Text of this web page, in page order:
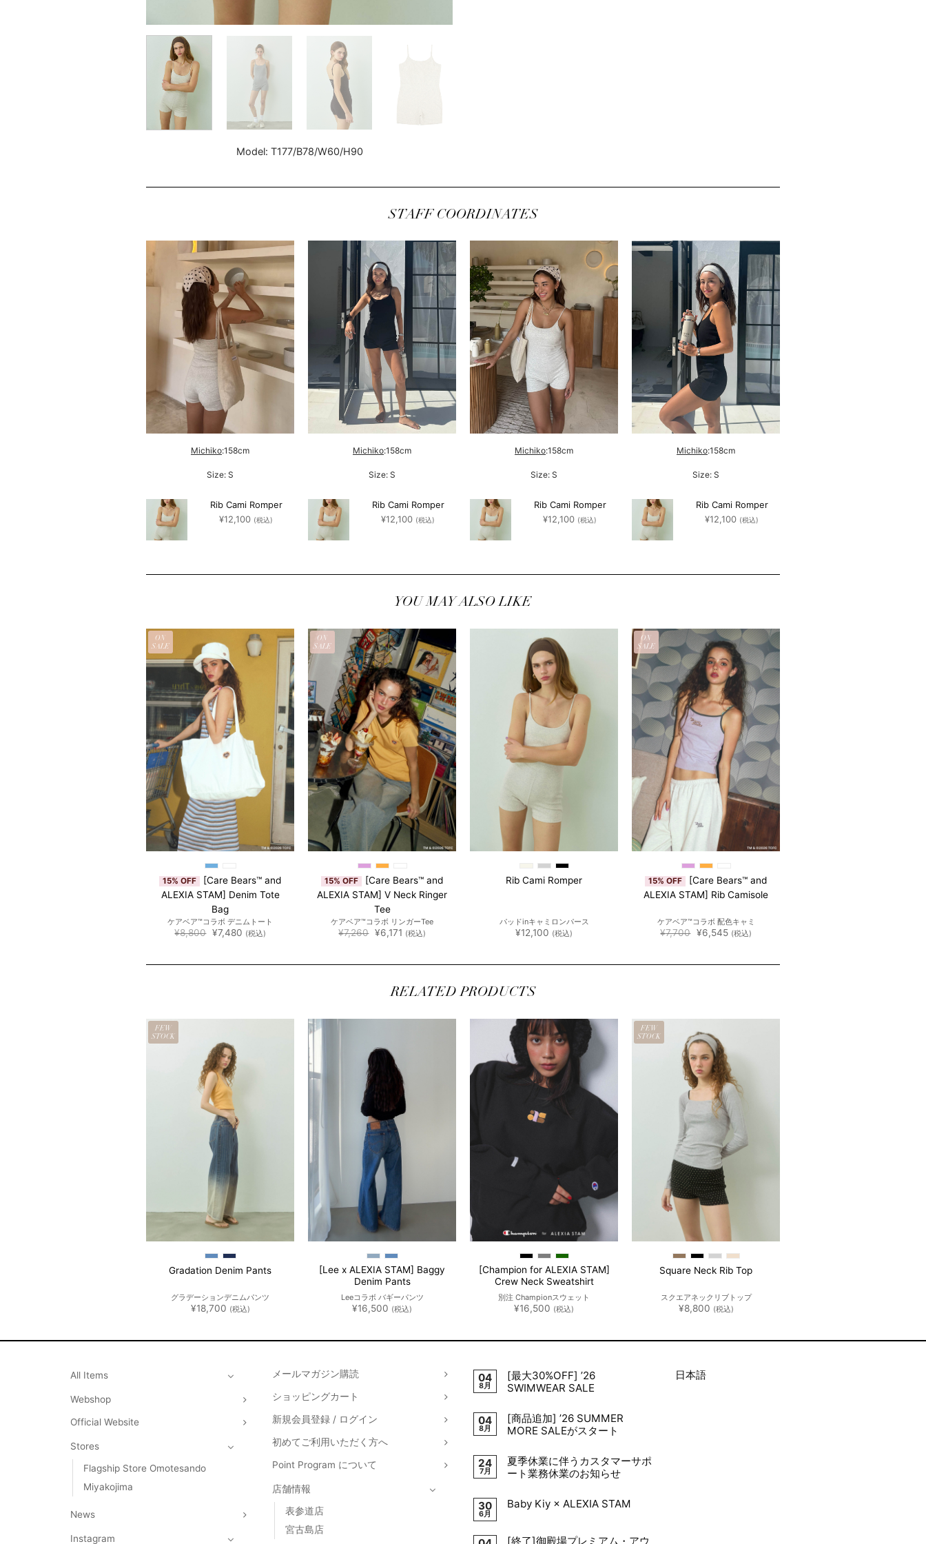
Model: T177/B78/W60/H90
STAFF COORDINATES
Michiko:158cm
Size: S
Rib Cami Romper
¥12,100 (税込)
Michiko:158cm
Size: S
Rib Cami Romper
¥12,100 (税込)
Michiko:158cm
Size: S
Rib Cami Romper
¥12,100 (税込)
Michiko:158cm
Size: S
Rib Cami Romper
¥12,100 (税込)
YOU MAY ALSO LIKE
ON
SALE
15% OFF
[Care Bears™ and
ALEXIA STAM] Denim Tote
Bag
ケアベア™︎コラボ デニムトート
¥8,800 元
は
¥7,480現
在
格
(税込)
ON
SALE
15% OFF
[Care Bears™ and
ALEXIA STAM] V Neck Ringer
Tee
ケアベア™︎コラボ リンガーTee
¥7,260 元
は
¥6,171現
在
格
¥6,171
で
(税込)
Rib Cami Romper
パッドinキャミロンパース
¥12,100 (税込)
ON
SALE
15% OFF
[Care Bears™ and
ALEXIA STAM] Rib Camisole
ケアベア™︎コラボ 配色キャミ
¥7,700 元
は
¥6,545現
在
格
(税込)
RELATED PRODUCTS
FEW
STOCK
Gradation Denim Pants
グラデーションデニムパンツ
¥18,700 (税込)
[Lee x ALEXIA STAM] Baggy
Denim Pants
Leeコラボ バギーパンツ
¥16,500 (税込)
[Champion for ALEXIA STAM]
Crew Neck Sweatshirt
別注 Championスウェット
¥16,500 (税込)
FEW
STOCK
Square Neck Rib Top
スクエアネックリブトップ
¥8,800 (税込)
All Items
Webshop
Official Website
Stores
Flagship Store Omotesando
Miyakojima
News
Instagram
メールマガジン購読
ショッピングカート
新規会員登録 / ログイン
初めてご利用いただく方へ
Point Program について
店舗情報
表参道店
宮古島店
04
8月
[最大30%OFF] ’26
SWIMWEAR SALE
04
8月
[商品追加] ’26 SUMMER
MORE SALEがスタート
24
7月
夏季休業に伴うカスタマーサポ
ート業務休業のお知らせ
30
6月
Baby Kiy × ALEXIA STAM
[終了]御殿場プレミアム・アウ
日本語